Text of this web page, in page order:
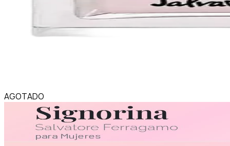
AGOTADO